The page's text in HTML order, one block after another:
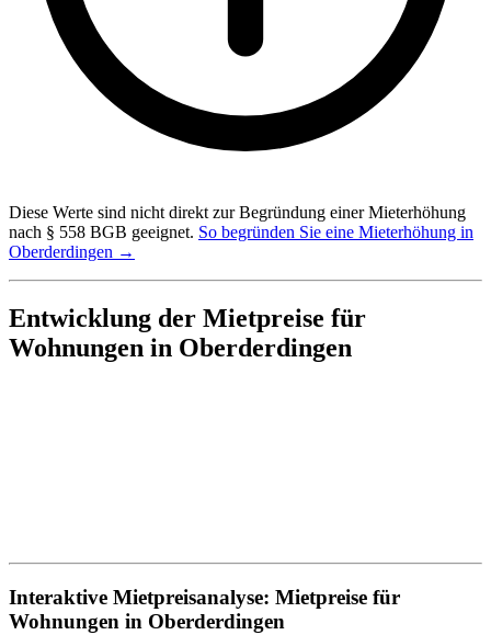
Diese Werte sind nicht direkt zur Begründung einer Mieterhöhung
nach § 558 BGB geeignet. So begründen Sie eine Mieterhöhung in
Oberderdingen →
Entwicklung der Mietpreise für
Wohnungen in Oberderdingen
Interaktive Mietpreisanalyse: Mietpreise für
Wohnungen in Oberderdingen